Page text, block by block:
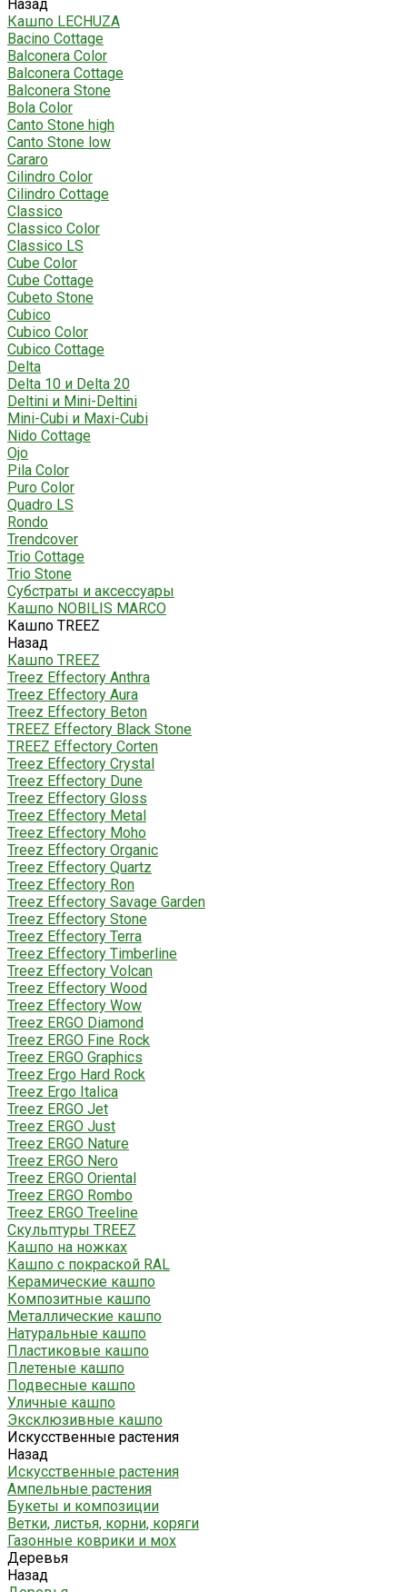
Назад
Кашпо LECHUZA
Bacino Cottage
Balconera Color
Balconera Cottage
Balconera Stone
Bola Color
Canto Stone high
Canto Stone low
Cararo
Cilindro Color
Cilindro Cottage
Classico
Classico Color
Classico LS
Cube Color
Cube Cottage
Cubeto Stone
Cubico
Cubico Color
Cubico Cottage
Delta
Delta 10 и Delta 20
Deltini и Mini-Deltini
Mini-Cubi и Maxi-Cubi
Nido Cottage
Ojo
Pila Color
Puro Color
Quadro LS
Rondo
Trendcover
Trio Cottage
Trio Stone
Субстраты и аксессуары
Кашпо NOBILIS MARCO
Кашпо TREEZ
Назад
Кашпо TREEZ
Treez Effectory Anthra
Treez Effectory Aura
Treez Effectory Beton
TREEZ Effectory Black Stone
TREEZ Effectory Corten
Treez Effectory Crystal
Treez Effectory Dune
Treez Effectory Gloss
Treez Effectory Metal
Treez Effectory Moho
Treez Effectory Organic
Treez Effectory Quartz
Treez Effectory Ron
Treez Effectory Savage Garden
Treez Effectory Stone
Treez Effectory Terra
Treez Effectory Timberline
Treez Effectory Volcan
Treez Effectory Wood
Treez Effectory Wow
Treez ERGO Diamond
Treez ERGO Fine Rock
Treez ERGO Graphics
Treez Ergo Hard Rock
Treez Ergo Italica
Treez ERGO Jet
Treez ERGO Just
Treez ERGO Nature
Treez ERGO Nero
Treez ERGO Oriental
Treez ERGO Rombo
Treez ERGO Treeline
Скульптуры TREEZ
Кашпо на ножках
Кашпо с покраской RAL
Керамические кашпо
Композитные кашпо
Металлические кашпо
Натуральные кашпо
Пластиковые кашпо
Плетеные кашпо
Подвесные кашпо
Уличные кашпо
Эксклюзивные кашпо
Искусственные растения
Назад
Искусственные растения
Ампельные растения
Букеты и композиции
Ветки, листья, корни, коряги
Газонные коврики и мох
Деревья
Назад